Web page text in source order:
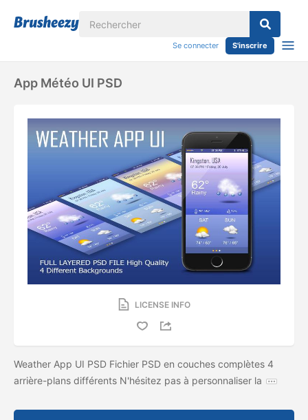
Se connecter S'inscrire
App Météo UI PSD
LICENSE INFO
Weather App UI PSD Fichier PSD en couches complètes 4
arrière-plans différents N'hésitez pas à personnaliser la